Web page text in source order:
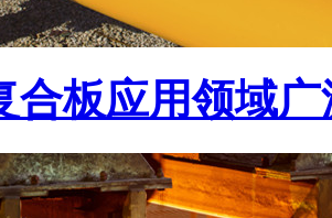
合板应用领域